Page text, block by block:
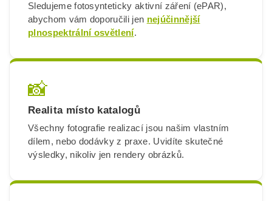
Sledujeme fotosynteticky aktivní záření (ePAR),
abychom vám doporučili jen nejúčinnější
plnospektrální osvětlení.
📸
Realita místo katalogů
Všechny fotografie realizací jsou našim vlastním
dílem, nebo dodávky z praxe. Uvidíte skutečné
výsledky, nikoliv jen rendery obrázků.